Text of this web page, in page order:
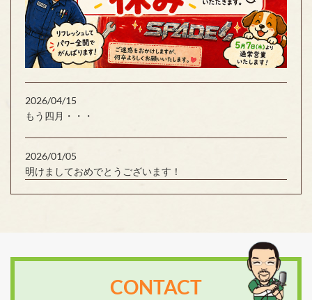
2026/04/15
もう四月・・・
2026/01/05
明けましておめでとうございます！
CONTACT